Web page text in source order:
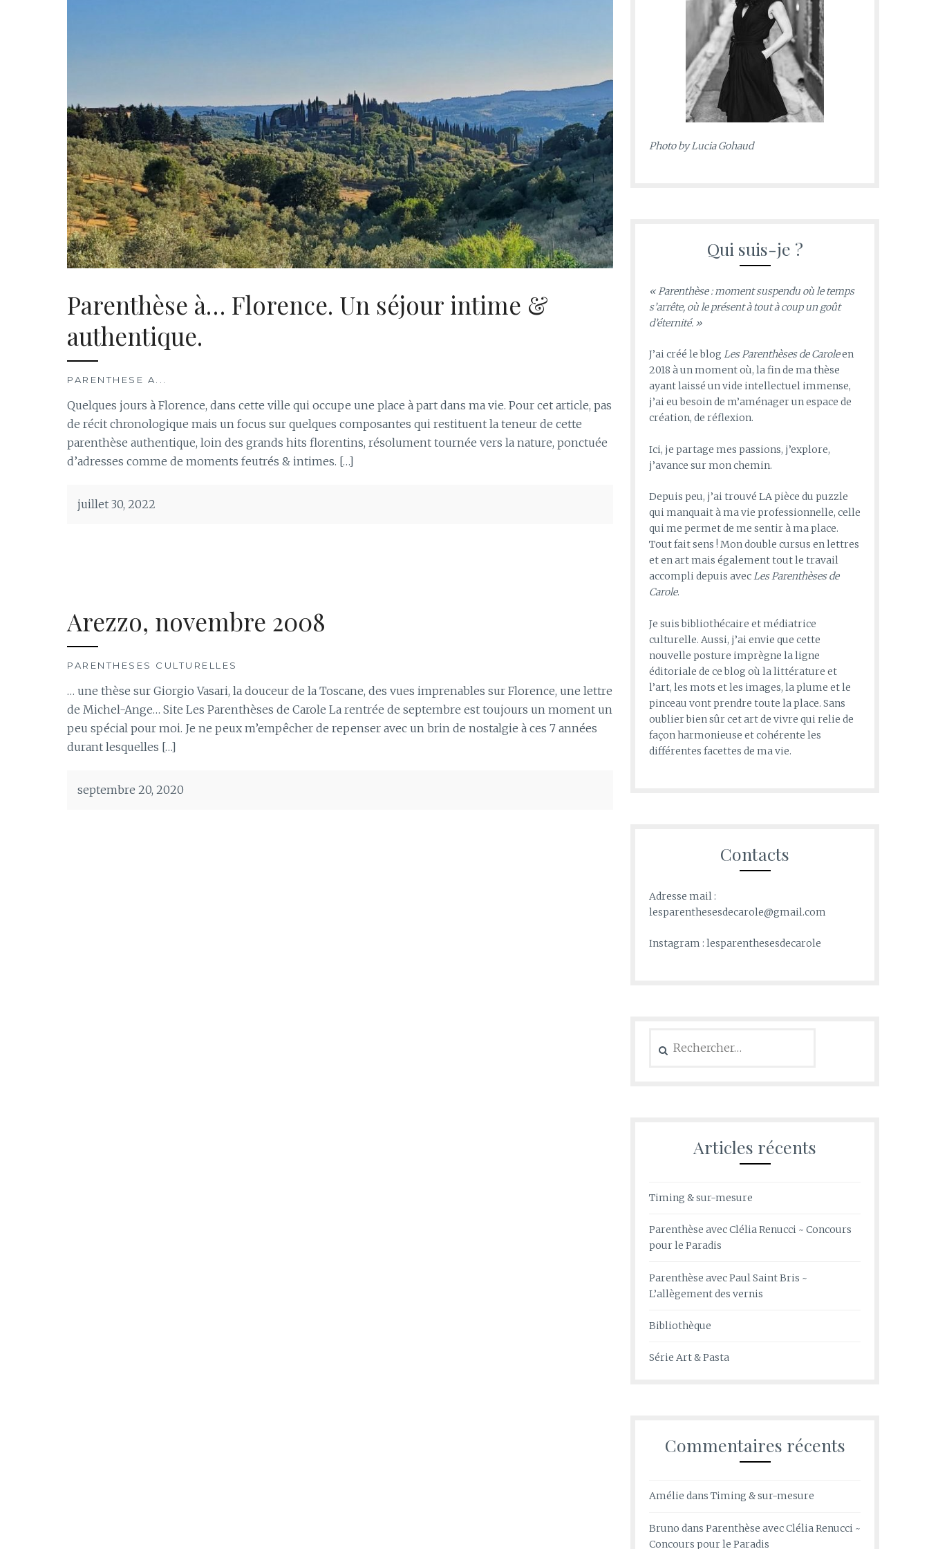
Parenthèse à… Florence. Un séjour intime &
authentique.
PARENTHESE A...
Quelques jours à Florence, dans cette ville qui occupe une place à part dans ma vie. Pour cet article, pas
de récit chronologique mais un focus sur quelques composantes qui restituent la teneur de cette
parenthèse authentique, loin des grands hits florentins, résolument tournée vers la nature, ponctuée
d’adresses comme de moments feutrés & intimes. […]
juillet 30, 2022
Arezzo, novembre 2008
PARENTHESES CULTURELLES
… une thèse sur Giorgio Vasari, la douceur de la Toscane, des vues imprenables sur Florence, une lettre
de Michel-Ange… Site Les Parenthèses de Carole La rentrée de septembre est toujours un moment un
peu spécial pour moi. Je ne peux m’empêcher de repenser avec un brin de nostalgie à ces 7 années
durant lesquelles […]
septembre 20, 2020
Photo byLucia Gohaud
Qui suis-je ?
« Parenthèse : moment suspendu où le temps
s’arrête, où le présent à tout à coup un goût
d’éternité. »
J’ai créé le blog Les Parenthèses de Caroleen
2018 à un moment où, la fin de ma thèse
ayant laissé un vide intellectuel immense,
j’ai eu besoin de m’aménager un espace de
création, de réflexion.
Ici, je partage mes passions, j’explore,
j’avance sur mon chemin.
Depuis peu, j’ai trouvé LA pièce du puzzle
qui manquait à ma vie professionnelle, celle
qui me permet de me sentir à ma place.
Tout fait sens ! Mon double cursus en lettres
et en art mais également tout le travail
accompli depuis avecLes Parenthèses de
Carole.
Je suis bibliothécaire et médiatrice
culturelle. Aussi, j’ai envie que cette
nouvelle posture imprègne la ligne
éditoriale de ce blog où la littérature et
l’art, les mots et les images, la plume et le
pinceau vont prendre toute la place. Sans
oublier bien sûr cet art de vivre qui relie de
façon harmonieuse et cohérente les
différentes facettes de ma vie.
Contacts
Adresse mail :
lesparenthesesdecarole@gmail.com
Instagram : lesparenthesesdecarole
Articles récents
Timing & sur-mesure
Parenthèse avec Clélia Renucci ~ Concours
pour le Paradis
Parenthèse avec Paul Saint Bris ~
L’allègement des vernis
Bibliothèque
Série Art & Pasta
Commentaires récents
Amélie dans Timing & sur-mesure
Bruno dans Parenthèse avec Clélia Renucci ~
Concours pour le Paradis